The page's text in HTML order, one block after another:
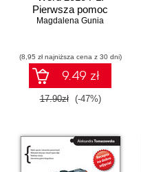
Pierwsza pomoc
Magdalena Gunia
(8,95 zł najniższa cena z 30 dni)
9.49 zł
17.90zł (-47%)